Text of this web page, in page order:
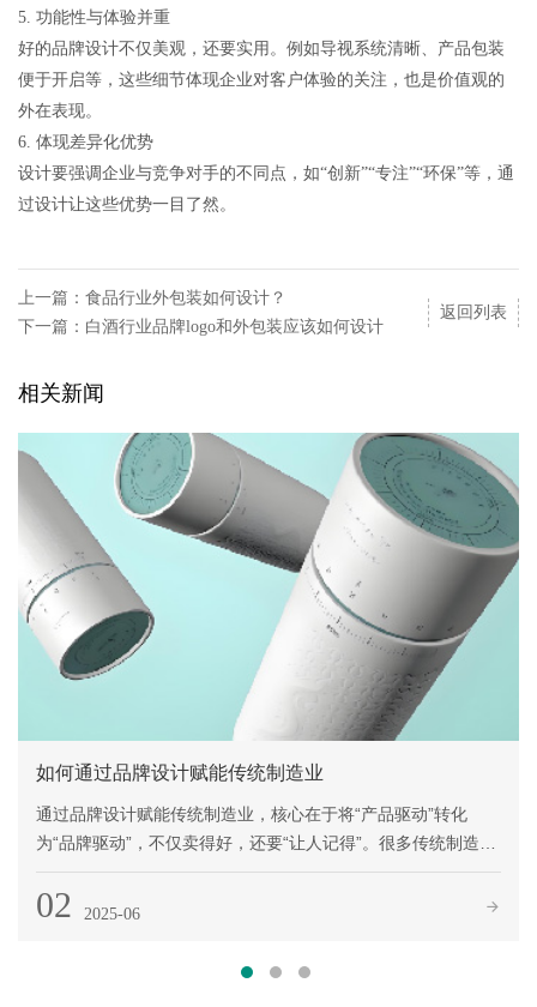
5. 功能性与体验并重
好的品牌设计不仅美观，还要实用。例如导视系统清晰、产品包装
便于开启等，这些细节体现企业对客户体验的关注，也是价值观的
外在表现。
6. 体现差异化优势
设计要强调企业与竞争对手的不同点，如“创新”“专注”“环保”等，通
过设计让这些优势一目了然。
上一篇：食品行业外包装如何设计？
返回列表
下一篇：白酒行业品牌logo和外包装应该如何设计
相关新闻
如何通过品牌设计赋能传统制造业
通过品牌设计赋能传统制造业，核心在于将“产品驱动”转化
为“品牌驱动”，不仅卖得好，还要“让人记得”。很多传统制造企
业有好产品、好工艺，但没有品牌辨识度，错失了更高溢价、
更广市场的机会。
02 2025-06